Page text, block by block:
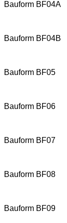
Bauform BF04A
Bauform BF04B
Bauform BF05
Bauform BF06
Bauform BF07
Bauform BF08
Bauform BF09